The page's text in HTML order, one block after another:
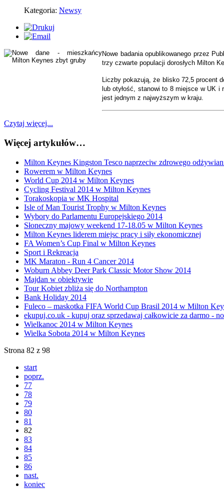
Kategoria: Newsy
Nowe badania opublikowanego przez
trzy czwarte populacji dorosłych Milton
Liczby pokazują, że blisko 72,5 procent
lub otyłość, stanowi to 8 miejsce w UK
jest jednym z najwyższym w kraju.
Czytaj więcej...
Więcej artykułów…
Milton Keynes Kingston Tesco naprzeciw zdrowego
Rowerem w Milton Keynes
World Cup 2014 w Milton Keynes
Cycling Festival 2014 w Milton Keynes
Torakoskopia w MK Hospital
Isle of Man Tourist Trophy w Milton Keynes
Wybory do Parlamentu Europejskiego 2014
Słoneczny majowy weekend 17-18.05 w Milton Keynes
Milton Keynes liderem miejsc pracy i siły ekonomicznej
FA Women’s Cup Final w Milton Keynes
Sport i Rekreacja
MK Maraton - Run 4 Cancer 2014
Woburn Abbey Deer Park Classic Motor Show 2014
Majdan w obiektywie
Tour Kobiet zbliża się do Northampton
Bank Holiday 2014
Fuleco – maskotka FIFA World Cup Brasil 2014 w Milton
ekupuj.co.uk - kupuj oraz sprzedawaj całkowicie za darmo -
Wielkanoc 2014 w Milton Keynes
Wielka Sobota 2014 w Milton Keynes
Strona 82 z 98
start
poprz.
77
78
79
80
81
82
83
84
85
86
nast.
koniec